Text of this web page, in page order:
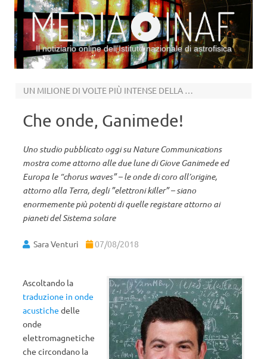
Il notiziario online dell’Istituto nazionale di astrofisica
UN MILIONE DI VOLTE PIÙ INTENSE DELLA MEDIA
Che onde, Ganimede!
Uno studio pubblicato oggi su Nature Communications
mostra come attorno alle due lune di Giove Ganimede ed
Europa le “chorus waves” – le onde di coro all’origine,
attorno alla Terra, degli ”elettroni killer” – siano
enormemente più potenti di quelle registare attorno ai
pianeti del Sistema solare
Sara Venturi 07/08/2018
Ascoltando la
traduzione in onde
acustiche delle
onde
elettromagnetiche
che circondano la